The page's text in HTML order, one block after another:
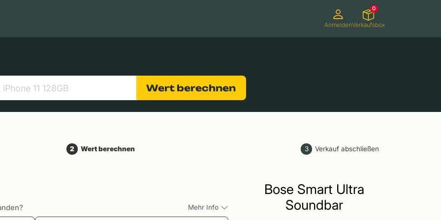
AnmeldenVerkaufsbox
0
Wert berechnen
2 Wert berechnen 3 Verkauf abschließen
Mehr Info
Bose Smart Ultra
Soundbar